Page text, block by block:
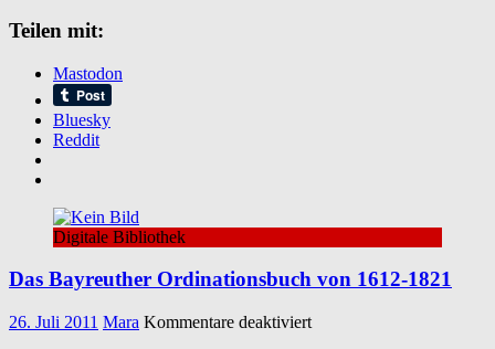
Teilen mit:
Mastodon
Bluesky
Reddit
Digitale Bibliothek
Das Bayreuther Ordinationsbuch von 1612-1821
26. Juli 2011 Mara Kommentare deaktiviertfür